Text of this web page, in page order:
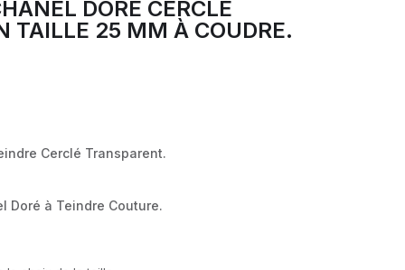
DORÉ CERCLÉ
TAILLE 25 MM À COUDRE.
Cerclé Transparent.
Doré à Teindre Couture.